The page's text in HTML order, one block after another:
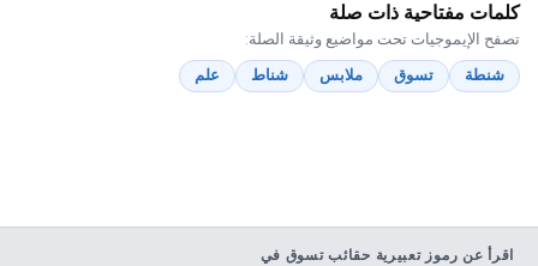
كلمات مفتاحية ذات صلة
تصفح الإيموجيات تحت مواضيع وثيقة الصلة:
شنطة
تسوق ملابس شناط علم
اقرأ عن رموز تعبيرية حقائب تسوق في